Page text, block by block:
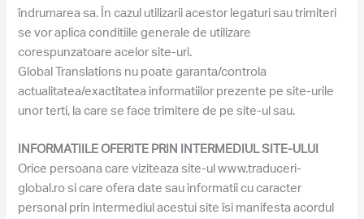
îndrumarea sa. În cazul utilizarii acestor legaturi sau trimiteri
se vor aplica conditiile generale de utilizare
corespunzatoare acelor site-uri.
Global Translations nu poate garanta/controla
actualitatea/exactitatea informatiilor prezente pe site-urile
unor terti, la care se face trimitere de pe site-ul sau.
INFORMATIILE OFERITE PRIN INTERMEDIUL SITE-ULUI
Orice persoana care viziteaza site-ul www.traduceri-
global.ro si care ofera date sau informatii cu caracter
personal prin intermediul acestui site îsi manifesta acordul